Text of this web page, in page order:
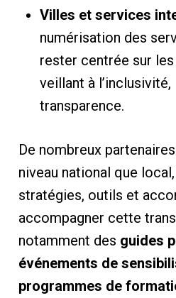
Villes et services
numérisation des
rester centrée sur
veillant à
transparence.
De nombreux
niveau national que
stratégies, outils et
accompagner cette
notamment des guides
événements de
programmes de